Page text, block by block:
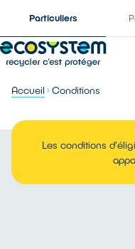
Particuliers
Accueil Conditions
Les conditions